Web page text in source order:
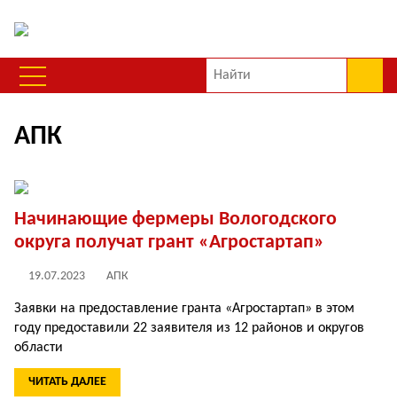
АПК
Начинающие фермеры Вологодского
округа получат грант «Агростартап»
19.07.2023 АПК
Заявки на предоставление гранта «Агростартап» в этом
году предоставили 22 заявителя из 12 районов и округов
области
ЧИТАТЬ ДАЛЕЕ